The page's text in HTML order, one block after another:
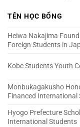
TÊN HỌC BỔNG
Heiwa Nakajima
Foreign Students in
Kobe Students Youth
Monbukagakusho
Financed International
Hyogo Prefecture
International Students